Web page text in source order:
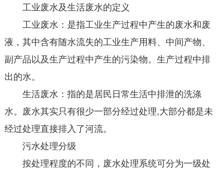
工业废水及生活废水的定义
工业废水：是指工业生产过程中产生的废水和废
液，其中含有随水流失的工业生产用料、中间产物、
副产品以及生产过程中产生的污染物。生产过程中排
出的水。
生活废水：指的是居民日常生活中排泄的洗涤
水。废水其实只有很少一部分经过处理,大部分都是未
经过处理直接排入了河流。
污水处理分级
按处理程度的不同，废水处理系统可分为一级处